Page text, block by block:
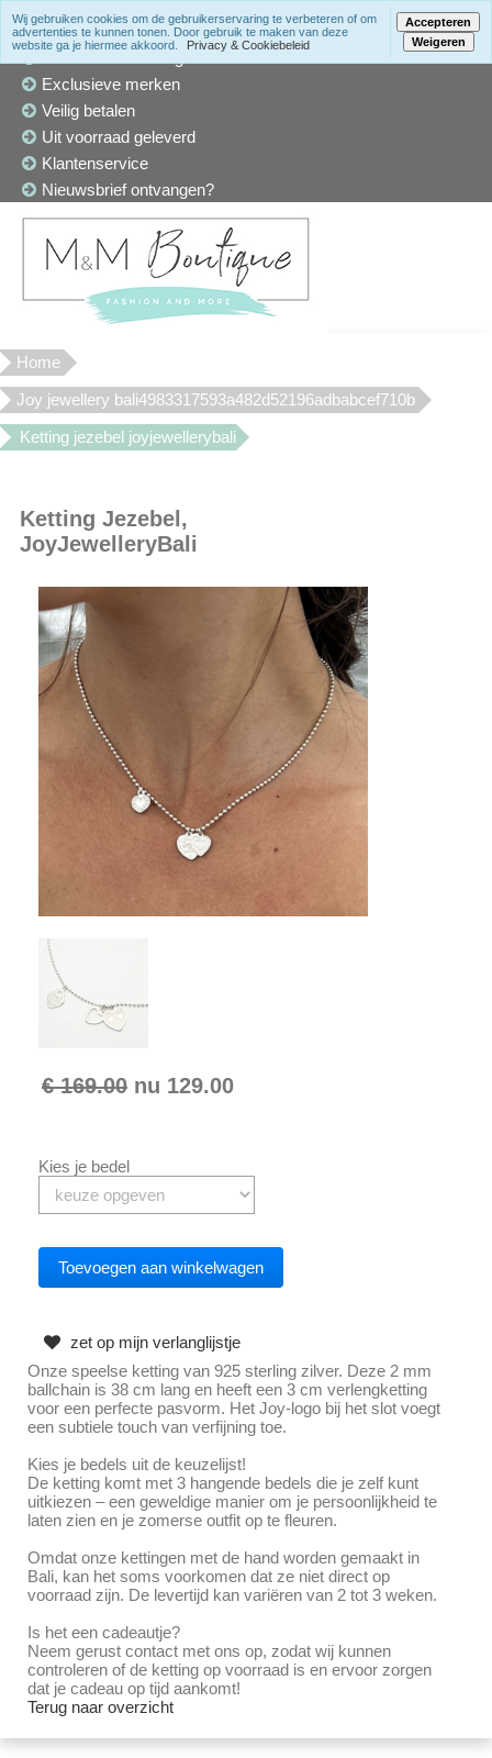
Winkel in Den Haag
Exclusieve merken
Veilig betalen
Uit voorraad geleverd
Klantenservice
Nieuwsbrief ontvangen?
Home
Joy jewellery bali4983317593a482d52196adbabcef710b
Ketting jezebel joyjewellerybali
Ketting Jezebel,
JoyJewelleryBali
€ 169.00 nu 129.00
Kies je bedel
zet op mijn verlanglijstje
Onze speelse ketting van 925 sterling zilver. Deze 2 mm
ballchain is 38 cm lang en heeft een 3 cm verlengketting
voor een perfecte pasvorm. Het Joy-logo bij het slot voegt
een subtiele touch van verfijning toe.
Kies je bedels uit de keuzelijst!
De ketting komt met 3 hangende bedels die je zelf kunt
uitkiezen – een geweldige manier om je persoonlijkheid te
laten zien en je zomerse outfit op te fleuren.
Omdat onze kettingen met de hand worden gemaakt in
Bali, kan het soms voorkomen dat ze niet direct op
voorraad zijn. De levertijd kan variëren van 2 tot 3 weken.
Is het een cadeautje?
Neem gerust contact met ons op, zodat wij kunnen
controleren of de ketting op voorraad is en ervoor zorgen
dat je cadeau op tijd aankomt!
Terug naar overzicht
Wij gebruiken cookies om de gebruikerservaring te verbeteren of om
advertenties te kunnen tonen. Door gebruik te maken van deze
website ga je hiermee akkoord.
Privacy & Cookiebeleid
Accepteren
Weigeren